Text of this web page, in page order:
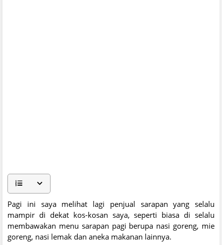
Pagi ini saya melihat lagi penjual sarapan yang selalu
mampir di dekat kos-kosan saya, seperti biasa di selalu
membawakan menu sarapan pagi berupa nasi goreng, mie
goreng, nasi lemak dan aneka makanan lainnya.